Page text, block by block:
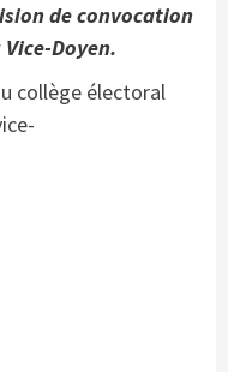
de convocation
Doyen.
collège électoral